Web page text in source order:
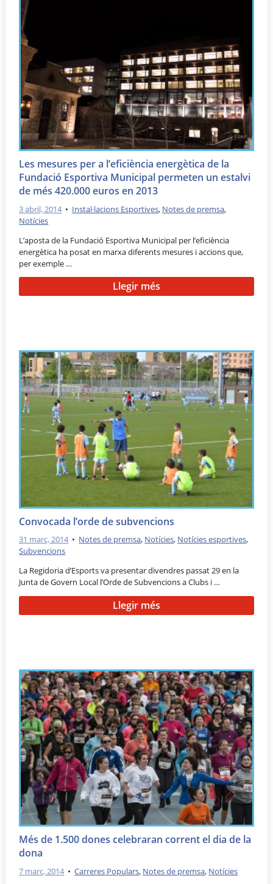
Les mesures per a l’eficiència energètica de la
Fundació Esportiva Municipal permeten un estalvi
de més 420.000 euros en 2013
3 abril, 2014 • Instal·lacions Esportives, Notes de premsa,
Notícies
L’aposta de la Fundació Esportiva Municipal per l’eficiència
energètica ha posat en marxa diferents mesures i accions que,
per exemple …
Llegir més
Convocada l’orde de subvencions
31 març, 2014 • Notes de premsa, Notícies, Notícies esportives,
Subvencions
La Regidoria d’Esports va presentar divendres passat 29 en la
Junta de Govern Local l’Orde de Subvencions a Clubs i …
Llegir més
Més de 1.500 dones celebraran corrent el dia de la
dona
7 març, 2014 •Carreres Populars, Notes de premsa, Notícies